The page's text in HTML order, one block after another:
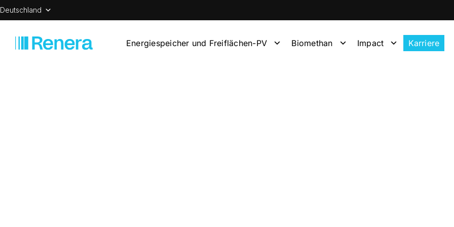
Deutschland
Energiespeicher und Freiflächen-PV Biomethan Impact Karriere